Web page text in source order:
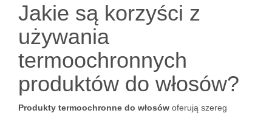
Jakie są korzyści z
używania
termoochronnych
produktów do włosów?
Produkty termoochronne do włosów oferują szereg